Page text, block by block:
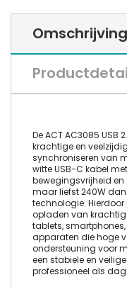
Omschrijving
De ACT AC3085 USB
krachtige en
synchroniseren van
witte USB-C kabel
bewegingsvrijheid en
maar liefst 240W
technologie.
opladen van
tablets,
apparaten die hoge
ondersteuning voor
een stabiele en
professioneel als